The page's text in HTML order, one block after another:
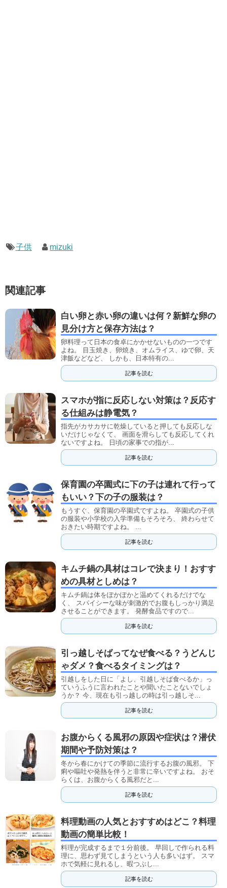
子供 mizuki
関連記事
白い卵と赤い卵の違いは何？新鮮な卵の
見分け方と保存方法は？
卵料理って日本の食卓にかかせないものの一つです
よね。 目玉焼き、卵焼き、オムライス、ゆで卵、天
津飯などなど、 しかも、日本特有の...
記事を読む
スマホが指に反応しない対策は？反応す
る仕組みは静電気？
指先がカサカサに乾燥していると押しても反応しな
いだけじゃなくて、 画面を滑らしても反応してくれ
ないですよね。 日頃の家事での指が...
記事を読む
保育園の卒園式に下の子は連れて行って
もいい？下の子の服装は？
もうすぐ、保育園の卒園式ですよね。 卒園式の子供
の服装や小学校の入学準備もそろそろ、 終わらせて
おきたい時期ですよね。 ...
記事を読む
キムチ鍋の具材はコレで決まり！おすす
めの具材としめは？
キムチ鍋は体をぽかぽかと温めてくれるだけでな
く、 スパイシーな味が刺激的でお腹もしっかり満足
させることができます。 発酵食品ですので...
記事を読む
引っ越しそばってなぜ食べる？うどんじ
ゃダメ？食べるタイミングは？
引越しをした日に「よし、引越しそば食べるか」っ
ていうふうに言われたことや聞いたことないでしょ
うか？ 今、現在も引っ越しの時は引っ越しそ...
記事を読む
お腹からくる風邪の原因や症状は？潜伏
期間や予防対策は？
冬から春にかけての季節に流行するお腹の風邪。 下
痢や嘔吐や発熱を伴うと非常に辛いですよね。 おそ
らくは、お腹からくる風邪だと...
記事を読む
料理動画の人気とおすすめはどこ？料理
動画の簡単比較！
料理が完成するまで１分前後。 早回しで作られる料
理に、思わず見てしまうという人も多いはず。 スマ
ホで気軽に見れるし、暇つぶし...
記事を読む